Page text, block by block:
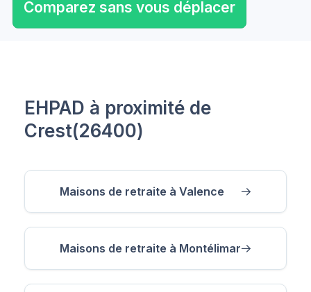
Comparez sans vous déplacer
EHPAD à proximité de
Crest(26400)
Maisons de retraite à Valence
Maisons de retraite à Montélimar